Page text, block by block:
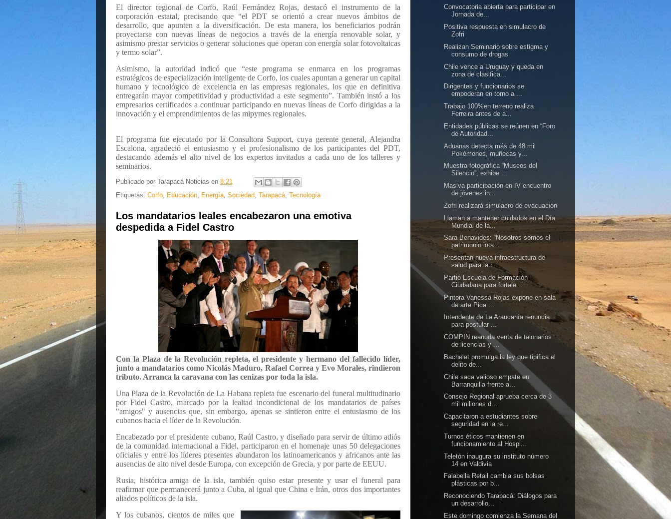
El director regional de Corfo, Raúl Fernández Rojas, destacó el instrumento de la
corporación estatal, precisando que “el PDT se orientó a crear nuevos ámbitos de
desarrollo, que apunten a la diversificación. De esta manera, los beneficiarios podrán
proyectarse con nuevas líneas de negocios a través de la energía renovable solar, y
asimismo prestar servicios o generar soluciones que operan con energía solar fotovoltaicas
y termo solar”.
Asimismo, la autoridad indicó que “este programa se enmarca en los programas
estratégicos de especialización inteligente de Corfo, los cuales apuntan a generar un capital
humano y tecnológico de excelencia en las empresas regionales, los que en definitiva
entregarán mayor competitividad y productividad a este segmento”. También instó a los
empresarios certificados a continuar participando en nuevas líneas de Corfo dirigidas a la
innovación y el emprendimientos de las mipymes regionales.
El programa fue ejecutado por la Consultora Support, cuya gerente general, Alejandra
Escalona, agradeció el entusiasmo y el profesionalismo de los participantes del PDT,
destacando además el alto nivel de los expertos invitados a cada uno de los talleres y
seminarios.
Publicado por Tarapacá Noticias en 8:21
Etiquetas: Corfo, Educación, Energía, Sociedad, Tarapacá, Tecnología
Los mandatarios leales encabezaron una emotiva
despedida a Fidel Castro
Con la Plaza de la Revolución repleta, el presidente y hermano del fallecido líder,
junto a mandatarios como Nicolás Maduro, Rafael Correa y Evo Morales, rindieron
tributo. Arranca la caravana con las cenizas por toda la isla.
Una Plaza de la Revolución de La Habana repleta fue escenario del funeral multitudinario
por Fidel Castro, marcado por la lealtad incondicional de los mandatarios de países
"amigos" y ausencias que, sin embargo, apenas se sintieron entre el entusiasmo de los
cubanos hacia el líder de la Revolución.
Encabezado por el presidente cubano, Raúl Castro, y diseñado para servir de último adiós
de la comunidad internacional a Fidel, participaron en el homenaje unas 50 delegaciones
oficiales y entre los líderes presentes abundaron los latinoamericanos y africanos ante las
ausencias de alto nivel desde Europa, con excepción de Grecia, y por parte de EEUU.
Rusia, histórica amiga de la isla, también quiso estar presente y usar el funeral para
reafirmar que permanecerá junto a Cuba, al igual que China e Irán, otros dos importantes
aliados políticos de la isla.
Y los cubanos, cientos de miles que
Convocatoria abierta para participar en
Jornada de...
Positiva respuesta en simulacro de
Zofri
Realizan Seminario sobre estigma y
consumo de drogas
Chile vence a Uruguay y queda en
zona de clasifica...
Dirigentes y funcionarios se
empoderan en torno a ...
Trabajo 100%en terreno realiza
Ferreira antes de a...
Entidades públicas se reúnen en “Foro
de Autoridad...
Aduanas detecta más de 48 mil
Pokémones, muñecas y...
Muestra fotográfica “Museos del
Silencio”, exhibe ...
Masiva participación en IV encuentro
de jóvenes in...
Zofri realizará simulacro de evacuación
Llaman a mantener cuidados en el Día
Mundial de la...
Sara Benavides: “Nosotros somos el
patrimonio inta...
Presentan nueva infraestructura de
salud para la r...
Partió Escuela de Formación
Ciudadana para fortale...
Pintora Vanessa Rojas expone en sala
de arte Pica ...
Intendente de La Araucanía renuncia
para postular ...
COMPIN reanuda venta de talonarios
de licencias y ...
Bachelet promulga la ley que tipifica el
delito de...
Chile saca valioso empate en
Barranquilla frente a...
Consejo Regional aprueba cerca de 3
mil millones d...
Capacitaron a estudiantes sobre
seguridad en la re...
Turnos éticos mantienen en
funcionamiento al Hospi...
Teletón inaugura su instituto número
14 en Valdivia
Falabella Retail cambia sus bolsas
plásticas por b...
Reconociendo Tarapacá: Diálogos para
un desarrollo...
Este domingo comienza la Semana del